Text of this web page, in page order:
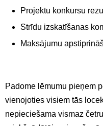
Projektu konkursu
Strīdu izskatīšanas
Maksājumu
Padome lēmumu pieņem
vienojoties visiem tās
nepieciešama vismaz